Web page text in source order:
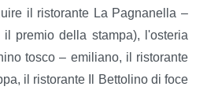
il ristorante La Pagnanella –
premio della stampa), l'osteria
tosco – emiliano, il ristorante
il ristorante Il Bettolino di foce